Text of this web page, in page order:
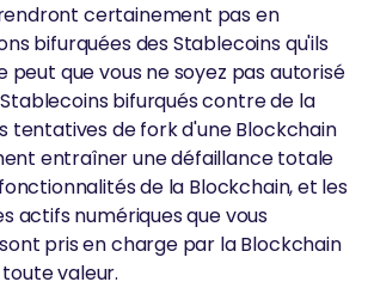
certainement pas en
bifurquées des Stablecoins qu'ils
peut que vous ne soyez pas autorisé
bifurqués contre de la
tentatives de fork d'une Blockchain
entraîner une défaillance totale
de la Blockchain, et les
actifs numériques que vous
pris en charge par la Blockchain
valeur.